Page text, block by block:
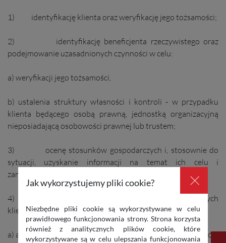
×
Jak wykorzystujemy pliki cookie?
Niezbędne pliki cookie są wykorzystywane w celu
prawidłowego funkcjonowania strony. Strona korzysta
również z analitycznych plików cookie, które
wykorzystywane są w celu ulepszania funkcjonowania
1) identyfikację klienta oraz weryfikację jego tożsamości;
2) identyfikację beneficjenta rzeczywistego oraz
podejmowanie uzasadnionych czynności w celu:
a) weryfikacji jego tożsamości,
b) ustalenia struktury własności i kontroli - w przypadku
klienta będącego osobą prawną, jednostką organizacyjną
nieposiadającą osobowości prawnej lub trustem;
3) ocenę stosunków gospodarczych i, stosownie do
sytuacji, uzyskanie informacji na temat ich celu i
zamierzonego charakteru;
4) bieżące monitorowanie stosunków gospodarczych
klienta, w tym:
a) analizę transakcji przeprowadzanych w ramach stosunków